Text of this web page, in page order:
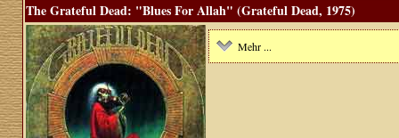
The Grateful Dead: "Blues For Allah" (Grateful Dead, 1975)
Mehr ...